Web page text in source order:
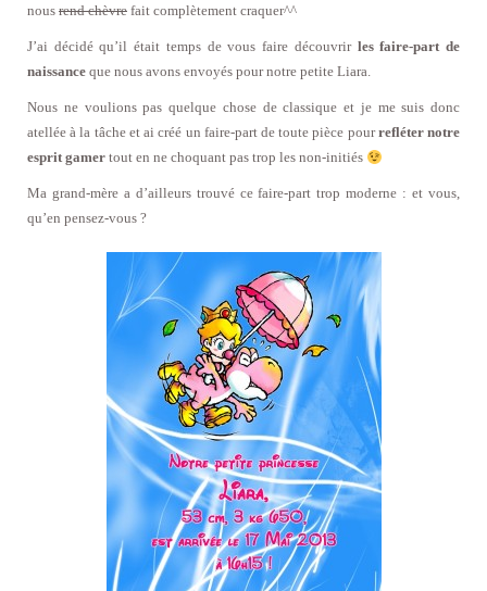
nous rend chèvre fait complètement craquer^^
J’ai décidé qu’il était temps de vous faire découvrir les faire-part de
naissance que nous avons envoyés pour notre petite Liara.
Nous ne voulions pas quelque chose de classique et je me suis donc
atellée à la tâche et ai créé un faire-part de toute pièce pourrefléter notre
esprit gamer tout en ne choquant pas trop les non-initiés
Ma grand-mère a d’ailleurs trouvé ce faire-part trop moderne : et vous,
qu’en pensez-vous ?